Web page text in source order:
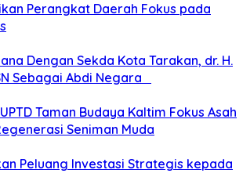
Perangkat Daerah Fokus pada
Dengan Sekda Kota Tarakan, dr. H.
Sebagai Abdi Negara
Taman Budaya Kaltim Fokus Asah
Seniman Muda
Peluang Investasi Strategis kepada